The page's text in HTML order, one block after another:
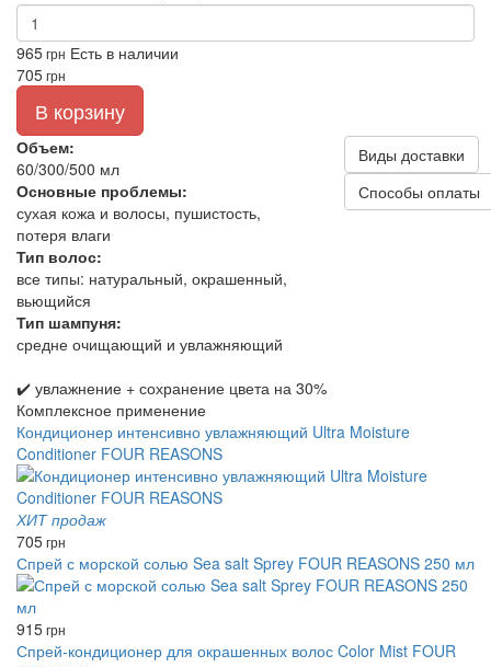
965грн Есть в наличии
705грн
В корзину
Объем:
60/300/500 мл
Основные проблемы:
сухая кожа и волосы, пушистость,
потеря влаги
Тип волос:
все типы: натуральный, окрашенный,
вьющийся
Тип шампуня:
средне очищающий и увлажняющий
Виды доставки
Способы оплаты
✔️ увлажнение + сохранение цвета на 30%
Комплексное применение
Кондиционер интенсивно увлажняющий Ultra Moisture
Conditioner FOUR REASONS
ХИТ продаж
705грн
Спрей с морской солью Sea salt Sprey FOUR REASONS 250 мл
915грн
Спрей-кондиционер для окрашенных волос Color Mist FOUR